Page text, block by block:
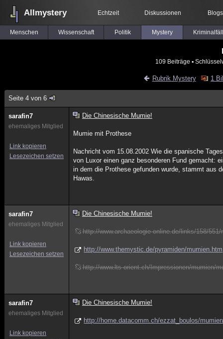
Allmystery Echtzeit Diskussionen Blogs
Menschen Wissenschaft Politik Mystery
109 Beiträge ▪
Rubrik Mystery 1
Seite 4 von 6
sarafin7
ehemaliges Mitglied
Link kopieren
Lesezeichen setzen
Die Chinesische Mumie!
Mumie mit Prothese
Nachricht vom 15.08.2002 Wie die spanische
von Luxor einen ganz besonderen Fund gemacht:
in dem die Prothese gefunden wurde, stammt aus
Hawas.
sarafin7
ehemaliges Mitglied
Link kopieren
Lesezeichen setzen
Die Chinesische Mumie!
http://www.archaeologie-online.de/links/158/551/
http://www.themystic.de/pyramiden/mumien.htm
http://www.lts-orient.ch/Impressionen/mumien/
sarafin7
ehemaliges Mitglied
Link kopieren
Die Chinesische Mumie!
http://home.datacomm.ch/ezzat_boulos/